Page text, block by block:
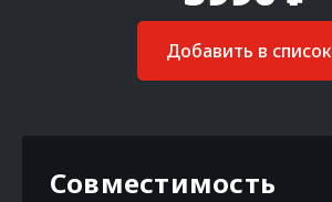
Добавить в список
Совместимость